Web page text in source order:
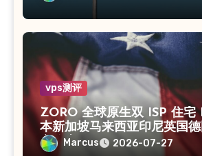
vps测评
ZORO 全球原生双 ISP 住宅
本新加坡马来西亚印尼英国德
享静态 IPv4
Marcus 2026-07-27